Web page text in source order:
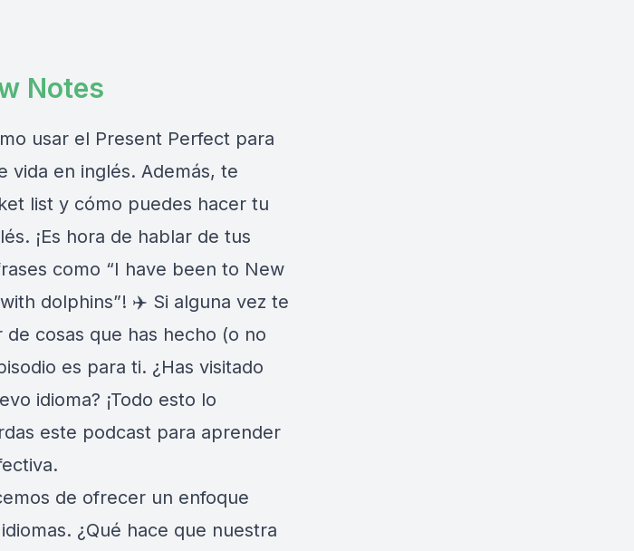
Notes
usar el Present Perfect para
vida en inglés. Además, te
list y cómo puedes hacer tu
¡Es hora de hablar de tus
como “I have been to New
dolphins”! ✈️ Si alguna vez te
cosas que has hecho (o no
es para ti. ¿Has visitado
idioma? ¡Todo esto lo
este podcast para aprender
de ofrecer un enfoque
¿Qué hace que nuestra